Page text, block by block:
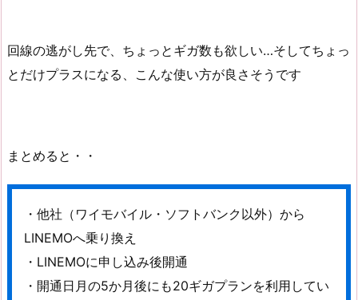
回線の逃がし先で、ちょっとギガ数も欲しい…そしてちょっ
とだけプラスになる、こんな使い方が良さそうです
まとめると・・
・他社（ワイモバイル・ソフトバンク以外）から
LINEMOへ乗り換え
・LINEMOに申し込み後開通
・開通日月の5か月後にも20ギガプランを利用してい